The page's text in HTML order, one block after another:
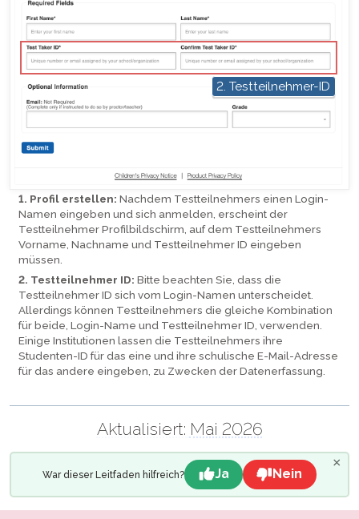
hotspot
2. Testteilnehmer-ID
1. Profil erstellen: Nachdem Testteilnehmers einen Login-
Namen eingeben und sich anmelden, erscheint der
Testteilnehmer Profilbildschirm, auf dem Testteilnehmers
Vorname, Nachname und Testteilnehmer ID eingeben
müssen.
2. Testteilnehmer ID: Bitte beachten Sie, dass die
Testteilnehmer ID sich vom Login-Namen unterscheidet.
Allerdings können Testteilnehmers die gleiche Kombination
für beide, Login-Name und Testteilnehmer ID, verwenden.
Einige Institutionen lassen die Testteilnehmers ihre
Studenten-ID für das eine und ihre schulische E-Mail-Adresse
für das andere eingeben, zu Zwecken der Datenerfassung.
Aktualisiert: Mai 2026
War dieser Leitfaden hilfreich? Ja Nein
×